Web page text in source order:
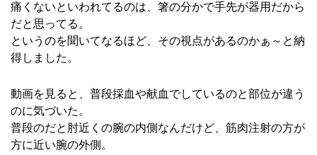
痛くないといわれてるのは、箸の分かで手先が器用だから
だと思ってる。
というのを聞いてなるほど、その視点があるのかぁ～と納
得しました。
動画を見ると、普段採血や献血でしているのと部位が違う
のに気づいた。
普段のだと肘近くの腕の内側なんだけど、筋肉注射の方が
方に近い腕の外側。